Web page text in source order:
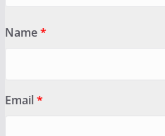
Name*
Email*